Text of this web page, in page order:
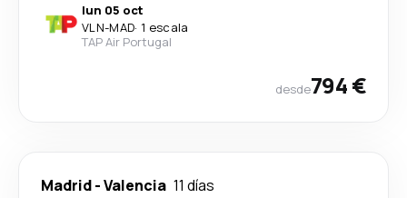
lun 05 oct
VLN-MAD· 1 escala
TAP Air Portugal
desde794 €
Madrid-Valencia 11 días